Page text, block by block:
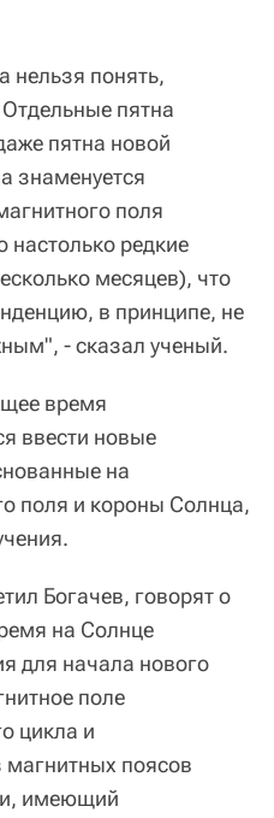
нельзя понять,
пятна
пятна новой
знаменуется
поля
настолько редкие
месяцев), что
в принципе, не
- сказал ученый.
время
ввести новые
на
поля и короны Солнца,
Богачев, говорят о
на Солнце
для начала нового
поле
цикла и
поясов
имеющий